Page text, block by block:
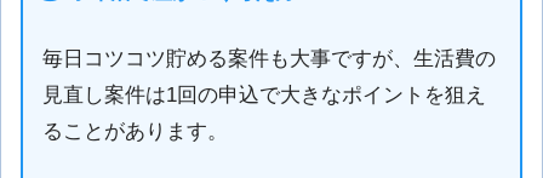
毎日コツコツ貯める案件も大事ですが、生活費の
見直し案件は1回の申込で大きなポイントを狙え
ることがあります。